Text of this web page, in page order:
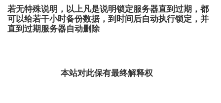
若无特殊说明，以上凡是说明锁定服务器直到过期，都
可以给若干小时备份数据，到时间后自动执行锁定，并
直到过期服务器自动删除
本站对此保有最终解释权